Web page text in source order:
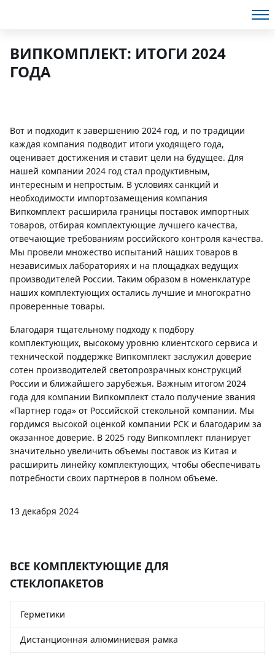
ВСЕ КОМПЛЕКТУЮЩИЕ ДЛЯ
СТЕКЛОПАКЕТОВ
Герметики
Дистанционная алюминиевая рамка
ВИПКОМПЛЕКТ: ИТОГИ 2024
ГОДА
Вот и подходит к завершению 2024 год, и по традиции
каждая компания подводит итоги уходящего года,
оценивает достижения и ставит цели на будущее. Для
нашей компании 2024 год стал продуктивным,
интересным и непростым. В условиях санкций и
необходимости импортозамещения компания
Випкомплект расширила границы поставок импортных
товаров, отбирая комплектующие лучшего качества,
отвечающие требованиям российского контроля качества.
Мы провели множество испытаний наших товаров в
независимых лабораториях и на площадках ведущих
производителей России. Таким образом в номенклатуре
наших комплектующих остались лучшие и многократно
проверенные товары.
Благодаря тщательному подходу к подбору
комплектующих, высокому уровню клиентского сервиса и
технической поддержке Випкомплект заслужил доверие
сотен производителей светопрозрачных конструкций
России и ближайшего зарубежья. Важным итогом 2024
года для компании Випкомплект стало получение звания
«Партнер года» от Российской стекольной компании. Мы
гордимся высокой оценкой компании РСК и благодарим за
оказанное доверие. В 2025 году Випкомплект планирует
значительно увеличить объемы поставок из Китая и
расширить линейку комплектующих, чтобы обеспечивать
потребности своих партнеров в полном объеме.
13 декабря 2024